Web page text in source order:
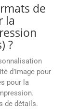
de
la
?
d’image pour
pour la
de détails.